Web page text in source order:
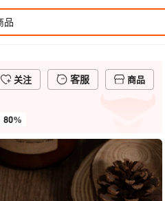
关注 客服
商品
80%